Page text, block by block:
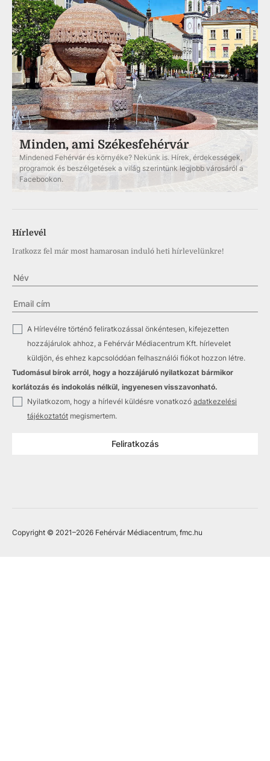
Minden, ami Székesfehérvár
Mindened Fehérvár és környéke? Nekünk is. Hírek, érdekességek,
programok és beszélgetések a világ szerintünk legjobb városáról a
Facebookon.
Hírlevél
Iratkozz fel már most hamarosan induló heti hírlevelünkre!
A Hírlevélre történő feliratkozással önkéntesen, kifejezetten
hozzájárulok ahhoz, a Fehérvár Médiacentrum Kft. hírlevelet
küldjön, és ehhez kapcsolódóan felhasználói fiókot hozzon létre.
Tudomásul bírok arról, hogy a hozzájáruló nyilatkozat bármikor
korlátozás és indokolás nélkül, ingyenesen visszavonható.
Nyilatkozom, hogy a hírlevél küldésre vonatkozó adatkezelési
tájékoztatót megismertem.
Feliratkozás
Copyright © 2021–2026 Fehérvár Médiacentrum, fmc.hu